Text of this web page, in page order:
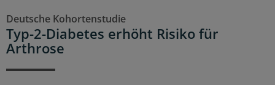
Deutsche Kohortenstudie
Typ-2-Diabetes erhöht Risiko für
Arthrose